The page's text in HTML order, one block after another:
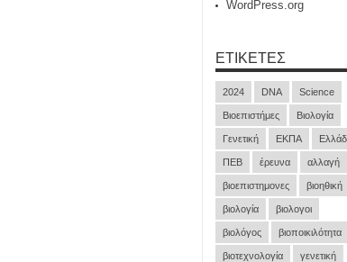
WordPress.org
ΕΤΙΚΈΤΕΣ
2024 DNA Science
Βιοεπιστήμες Βιολογία
Γενετική ΕΚΠΑ
ΠΕΒ έρευνα αλλαγή
βιοεπιστημονες βιοηθική
βιολογία βιολογοι
βιολόγος βιοποικιλότητα
βιοτεχνολογία γενετική